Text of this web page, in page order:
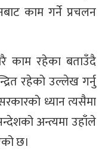
काम गर्ने प्रचलन
काम रहेका बताउँदै
रहेको उल्लेख गर्नु
ध्यान त्यसैमा
अन्त्यमा उहाँले
छ।